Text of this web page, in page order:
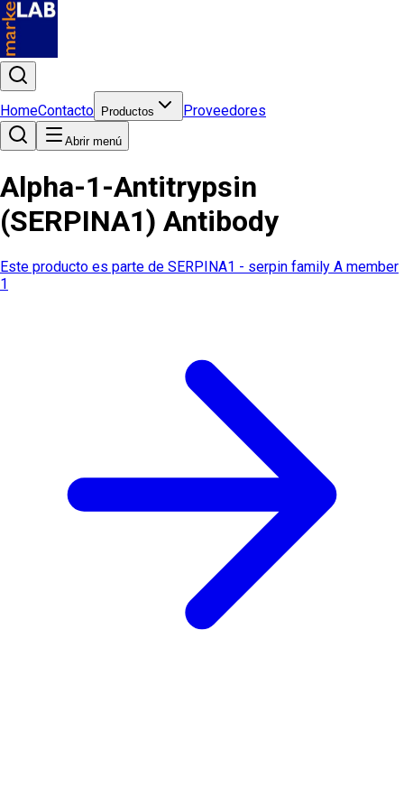
HomeContacto Productos Proveedores
Abrir menú
Alpha-1-Antitrypsin
(SERPINA1) Antibody
Este producto es parte de SERPINA1 - serpin family A member
1